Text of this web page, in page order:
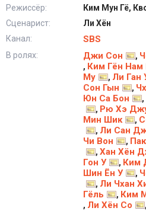
Режиссёр:
Ким Мун Гё,
Сценарист:
Ли Хён
Канал:
SBS
В ролях: Джи Сон ,
, Ким Гён Нам
Му
, Ли Ган
Сон Гын
,
Юн Са Бон ,
, Рю Хэ
Мин Шик
,
, Ли Сан
Чи Вон
,
, Хан Хён
Гон У
, Ким
Шин Ён У ,
, Ли Чхан
Гёль
, Ким
, Ли Хён Со ,